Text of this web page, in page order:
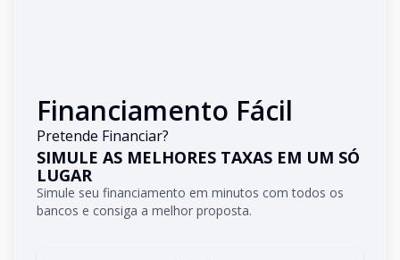
Financiamento Fácil
Pretende Financiar?
SIMULE AS MELHORES TAXAS EM UM SÓ
LUGAR
Simule seu financiamento em minutos com todos os
bancos e consiga a melhor proposta.